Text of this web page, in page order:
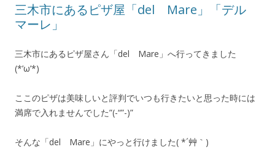
三木市にあるピザ屋「del Mare」「デル
マーレ」
三木市にあるピザ屋さん「del Mare」へ行ってきました
(*’ω’*)
ここのピザは美味しいと評判でいつも行きたいと思った時には
満席で入れませんでした”(-“”-)”
そんな「del Mare」にやっと行けました( *´艸｀)